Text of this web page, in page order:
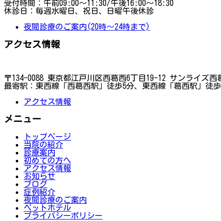
受付時間：午前09:00～11:30/午後16:00～18:30
休診日：毎週水曜日、祝日、日曜午後休診
夜間診療のご案内(20時～24時まで)
アクセス情報
〒134-0088 東京都江戸川区西葛西6丁目19-12 サンライズ西
最寄駅：東西線「西葛西駅」徒歩5分、東西線「葛西駅」徒
アクセス情報
メニュー
トップページ
当院の紹介
診療案内
初めての方へ
アクセス情報
お知らせ
ブログ
症例紹介
夜間診療のご案内
ペットホテル
プライバシーポリシー